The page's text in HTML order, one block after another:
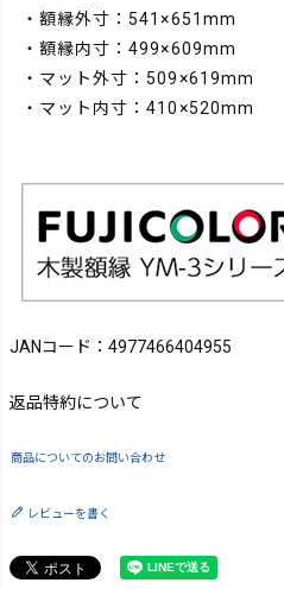
・額縁外寸：541×651mm
・額縁内寸：499×609mm
・マット外寸：509×619mm
・マット内寸：410×520mm
JANコード：4977466404955
返品特約について
商品についてのお問い合わせ
レビューを書く